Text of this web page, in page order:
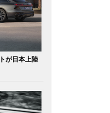
が日本上陸